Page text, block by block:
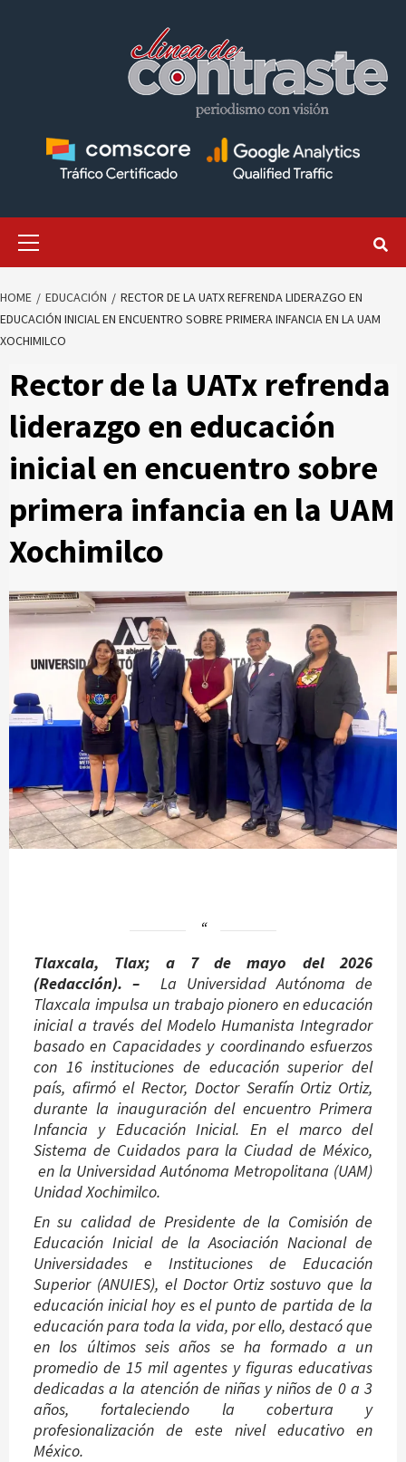
HOME EDUCACIÓN
RECTOR DE LA UATX REFRENDA LIDERAZGO EN
EDUCACIÓN INICIAL EN ENCUENTRO SOBRE PRIMERA INFANCIA EN LA UAM
XOCHIMILCO
Rector de la UATx refrenda
liderazgo en educación
inicial en encuentro sobre
primera infancia en la UAM
Xochimilco
Tlaxcala, Tlax; a 7 de mayo del 2026
(Redacción). – La Universidad Autónoma de
Tlaxcala impulsa un trabajo pionero en educación
inicial a través del Modelo Humanista Integrador
basado en Capacidades y coordinando esfuerzos
con 16 instituciones de educación superior del
país, afirmó el Rector, Doctor Serafín Ortiz Ortiz,
durante la inauguración del encuentro Primera
Infancia y Educación Inicial. En el marco del
Sistema de Cuidados para la Ciudad de México,
en la Universidad Autónoma Metropolitana (UAM)
Unidad Xochimilco.
En su calidad de Presidente de la Comisión de
Educación Inicial de la Asociación Nacional de
Universidades e Instituciones de Educación
Superior (ANUIES), el Doctor Ortiz sostuvo que la
educación inicial hoy es el punto de partida de la
educación para toda la vida, por ello, destacó que
en los últimos seis años se ha formado a un
promedio de 15 mil agentes y figuras educativas
dedicadas a la atención de niñas y niños de 0 a 3
años, fortaleciendo la cobertura y
profesionalización de este nivel educativo en
México.